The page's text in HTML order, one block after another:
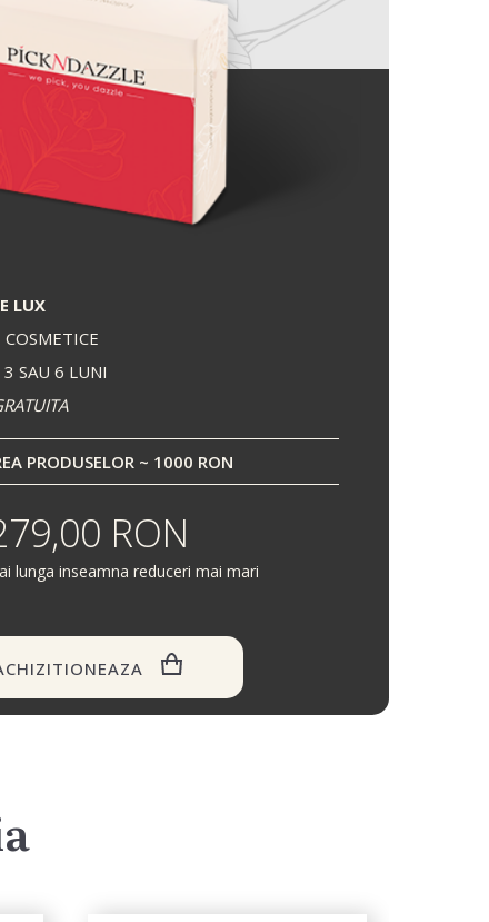
LUX
SAU 6 LUNI
PRODUSELOR ~ 1000 RON
RON
lunga inseamna reduceri mai mari